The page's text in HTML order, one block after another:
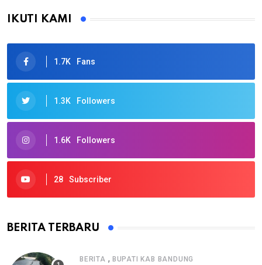
IKUTI KAMI
1.7K Fans
1.3K Followers
1.6K Followers
28 Subscriber
BERITA TERBARU
BERITA , BUPATI KAB BANDUNG